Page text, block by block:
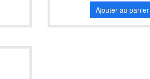
Ajouter au panier